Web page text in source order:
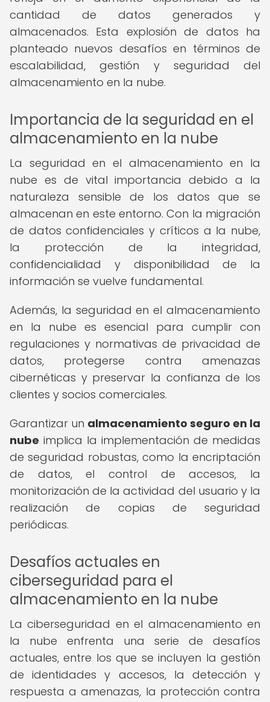
cantidad de datos generados y
almacenados. Esta explosión de datos ha
planteado nuevos desafíos en términos de
escalabilidad, gestión y seguridad del
almacenamiento en la nube.
Importancia de la seguridad en el
almacenamiento en la nube
La seguridad en el almacenamiento en la
nube es de vital importancia debido a la
naturaleza sensible de los datos que se
almacenan en este entorno. Con la migración
de datos confidenciales y críticos a la nube,
la protección de la integridad,
confidencialidad y disponibilidad de la
información se vuelve fundamental.
Además, la seguridad en el almacenamiento
en la nube es esencial para cumplir con
regulaciones y normativas de privacidad de
datos, protegerse contra amenazas
cibernéticas y preservar la confianza de los
clientes y socios comerciales.
Garantizar un almacenamiento seguro en la
nube implica la implementación de medidas
de seguridad robustas, como la encriptación
de datos, el control de accesos, la
monitorización de la actividad del usuario y la
realización de copias de seguridad
periódicas.
Desafíos actuales en
ciberseguridad para el
almacenamiento en la nube
La ciberseguridad en el almacenamiento en
la nube enfrenta una serie de desafíos
actuales, entre los que se incluyen la gestión
de identidades y accesos, la detección y
respuesta a amenazas, la protección contra